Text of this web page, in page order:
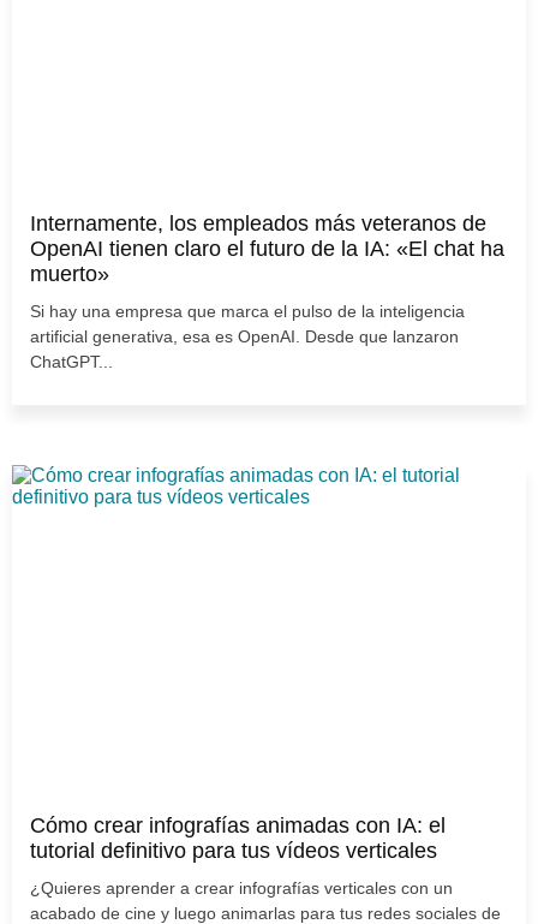
Internamente, los empleados más veteranos de
OpenAI tienen claro el futuro de la IA: «El chat ha
muerto»
Si hay una empresa que marca el pulso de la inteligencia
artificial generativa, esa es OpenAI. Desde que lanzaron
ChatGPT...
Cómo crear infografías animadas con IA: el
tutorial definitivo para tus vídeos verticales
¿Quieres aprender a crear infografías verticales con un
acabado de cine y luego animarlas para tus redes sociales de